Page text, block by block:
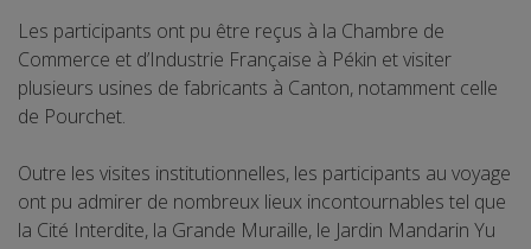
Les participants ont pu être reçus à la Chambre de
Commerce et d’Industrie Française à Pékin et visiter
plusieurs usines de fabricants à Canton, notamment celle
de Pourchet.
Outre les visites institutionnelles, les participants au voyage
ont pu admirer de nombreux lieux incontournables tel que
la Cité Interdite, la Grande Muraille, le Jardin Mandarin Yu